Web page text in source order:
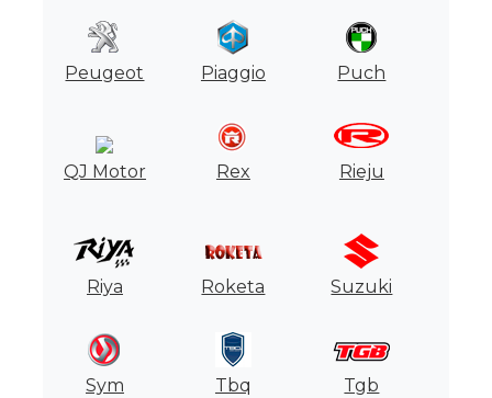
Peugeot Piaggio Puch
QJ Motor Rex Rieju
Riya Roketa Suzuki
Sym Tbq Tgb